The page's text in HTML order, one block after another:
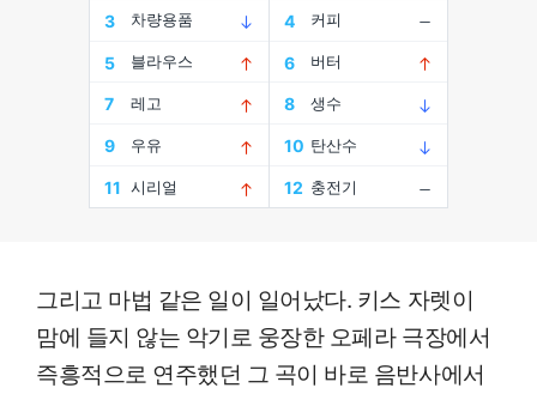
그리고 마법 같은 일이 일어났다. 키스 자렛이
맘에 들지 않는 악기로 웅장한 오페라 극장에서
즉흥적으로 연주했던 그 곡이 바로 음반사에서